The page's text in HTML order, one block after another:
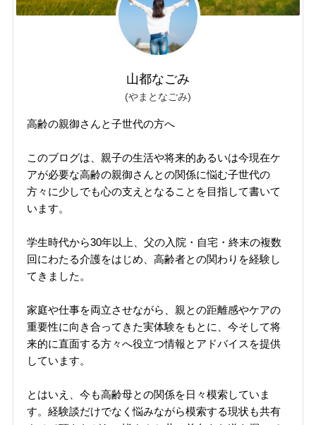
山都なごみ
(やまとなごみ)
高齢の親御さんと子世代の方へ
このブログは、親子の生活や将来的あるいは今現在ケ
アが必要な高齢の親御さんとの関係に悩む子世代の
方々に少しでも心の支えとなることを目指して書いて
います。
学生時代から30年以上、父の入院・自宅・終末の複数
回にわたる介護をはじめ、高齢者との関わりを経験し
てきました。
家庭や仕事を両立させながら、親との距離感やケアの
重要性に向き合ってきた実体験をもとに、今そして将
来的に直面する方々へ役立つ情報とアドバイスを提供
しています。
とはいえ、今も高齢母との関係を日々模索していま
す。経験談だけでなく悩みながら模索する現状も共有